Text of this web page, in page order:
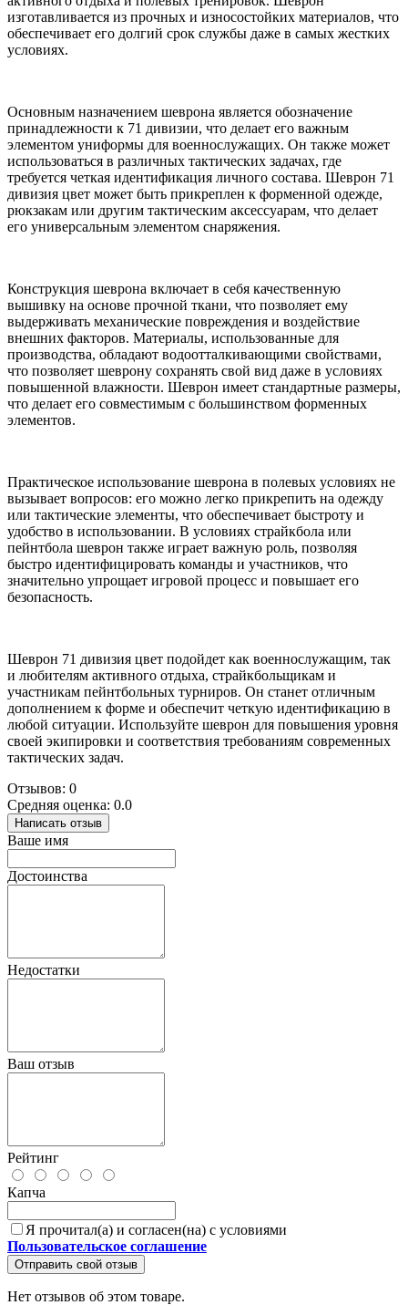
изготавливается из прочных и износостойких материалов, что
обеспечивает его долгий срок службы даже в самых жестких
условиях.
Основным назначением шеврона является обозначение
принадлежности к 71 дивизии, что делает его важным
элементом униформы для военнослужащих. Он также может
использоваться в различных тактических задачах, где
требуется четкая идентификация личного состава. Шеврон 71
дивизия цвет может быть прикреплен к форменной одежде,
рюкзакам или другим тактическим аксессуарам, что делает
его универсальным элементом снаряжения.
Конструкция шеврона включает в себя качественную
вышивку на основе прочной ткани, что позволяет ему
выдерживать механические повреждения и воздействие
внешних факторов. Материалы, использованные для
производства, обладают водоотталкивающими свойствами,
что позволяет шеврону сохранять свой вид даже в условиях
повышенной влажности. Шеврон имеет стандартные размеры,
что делает его совместимым с большинством форменных
элементов.
Практическое использование шеврона в полевых условиях не
вызывает вопросов: его можно легко прикрепить на одежду
или тактические элементы, что обеспечивает быстроту и
удобство в использовании. В условиях страйкбола или
пейнтбола шеврон также играет важную роль, позволяя
быстро идентифицировать команды и участников, что
значительно упрощает игровой процесс и повышает его
безопасность.
Шеврон 71 дивизия цвет подойдет как военнослужащим, так
и любителям активного отдыха, страйкбольщикам и
участникам пейнтбольных турниров. Он станет отличным
дополнением к форме и обеспечит четкую идентификацию в
любой ситуации. Используйте шеврон для повышения уровня
своей экипировки и соответствия требованиям современных
тактических задач.
Отзывов: 0
Средняя оценка: 0.0
Написать отзыв
Ваше имя
Достоинства
Недостатки
Ваш отзыв
Рейтинг
Капча
Я прочитал(а) и согласен(на) с условиями
Пользовательское соглашение
Отправить свой отзыв
Нет отзывов об этом товаре.